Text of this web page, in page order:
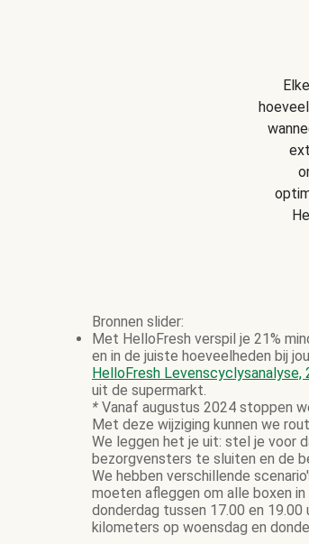
Bronnen slider:
Met HelloFresh verspil je 21%
en in de juiste hoeveelheden bij
HelloFresh Levenscyclysanalyse,
uit de supermarkt.
* Vanaf augustus 2024 stoppen
Met deze wijziging kunnen we
We leggen het je uit: stel je voor
bezorgvensters te sluiten en de
We hebben verschillende
moeten afleggen om alle boxen
donderdag tussen 17.00 en
kilometers op woensdag en